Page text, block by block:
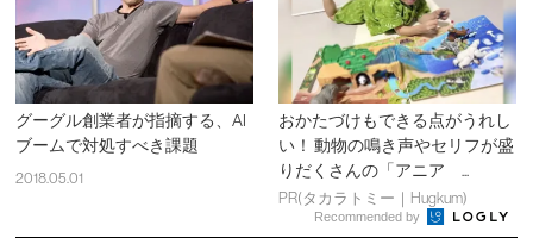
グーグル創業者が指摘する、AI
ブームで対処すべき課題
2018.05.01
おかたづけもできる点がうれし
い！ 動物の鳴き声やセリフが盛
りだくさんの「アニア ...
PR(タカラトミー｜Hugkum)
Recommended by